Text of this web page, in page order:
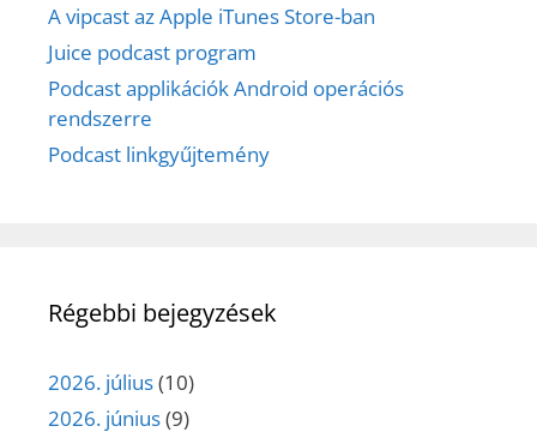
A vipcast az Apple iTunes Store-ban
Juice podcast program
Podcast applikációk Android operációs
rendszerre
Podcast linkgyűjtemény
Régebbi bejegyzések
2026. július(10)
2026. június(9)